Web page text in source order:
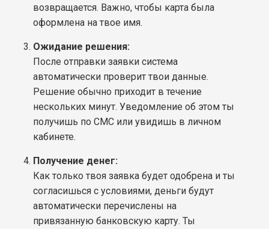
возвращается. Важно, чтобы карта была
оформлена на твое имя.
Ожидание решения:
После отправки заявки система
автоматически проверит твои данные.
Решение обычно приходит в течение
нескольких минут. Уведомление об этом ты
получишь по СМС или увидишь в личном
кабинете.
Получение денег:
Как только твоя заявка будет одобрена и ты
согласишься с условиями, деньги будут
автоматически перечислены на
привязанную банковскую карту. Ты